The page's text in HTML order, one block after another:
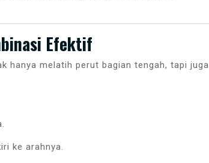
Efektif
hanya melatih perut bagian tengah, tapi juga
ke arahnya.